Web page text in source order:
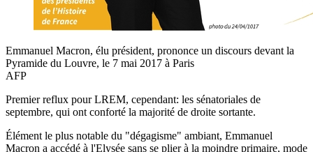
Emmanuel Macron, élu président, prononce un discours devant la
Pyramide du Louvre, le 7 mai 2017 à Paris
AFP
Premier reflux pour LREM, cependant: les sénatoriales de
septembre, qui ont conforté la majorité de droite sortante.
Élément le plus notable du "dégagisme" ambiant, Emmanuel
Macron a accédé à l'Elysée sans se plier à la moindre primaire, mode